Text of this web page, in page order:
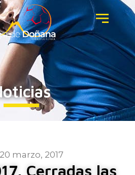
20 marzo, 2017
Cerradas las